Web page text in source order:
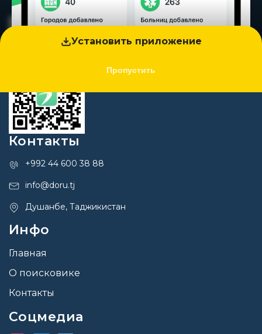
Установить приложение
Пропустить
Контакты
+992 44 600 38 88
info@doru.tj
Душанбе, Таджикистан
Инфо
Главная
О поисковике
Контакты
Соцмедиа